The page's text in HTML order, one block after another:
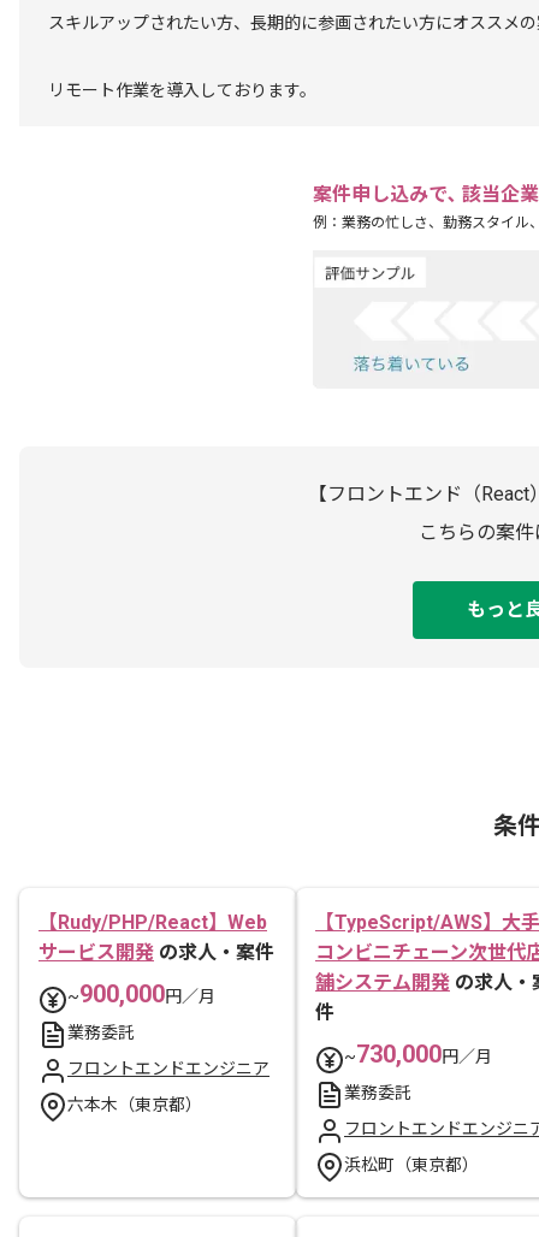
スキルアップされたい方、長期的に参画されたい方にオススメ
リモート作業を導入しております。
案件申し込みで､ 該当企
例：業務の忙しさ、勤務スタイル
【フロントエンド（
こちらの案
もっと
条
【Rudy/PHP/React】Web
サービス開発 の求人・案件
~900,000円／月
業務委託
フロントエンドエンジニア
六本木（東京都）
【TypeScript/AWS】大手
コンビニチェーン次世代
舗システム開発 の求人・
件
~730,000円／月
業務委託
フロントエンドエンジニ
浜松町（東京都）